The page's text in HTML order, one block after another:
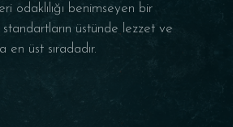
odaklılığı benimseyen bir
üstünde lezzet ve
en üst sıradadır.